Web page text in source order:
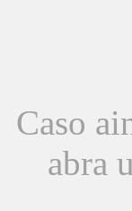
Caso
abra